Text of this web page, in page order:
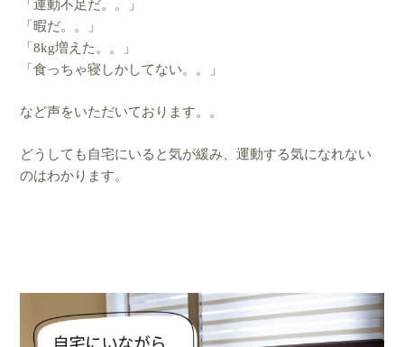
「運動不足だ。。」
「暇だ。。」
「8kg増えた。。」
「食っちゃ寝しかしてない。。」
など声をいただいております。。
どうしても自宅にいると気が緩み、運動する気になれない
のはわかります。